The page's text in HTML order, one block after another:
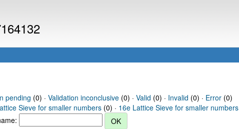
pending (0) · Validation inconclusive(0) · Valid (0) · Invalid (0) · Error(0)
Sieve for smaller numbers (0) · 16e Lattice Sieve for smaller numbers